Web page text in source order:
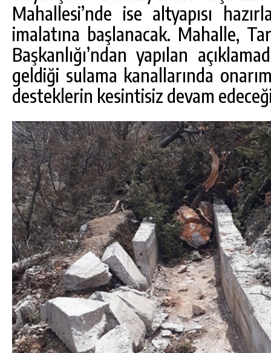
Mahallesi’nde ise altyapısı
imalatına başlanacak. Mahalle,
Başkanlığı’ndan yapılan
geldiği sulama kanallarında
desteklerin kesintisiz devam